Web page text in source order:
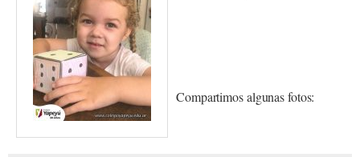
Compartimos algunas fotos: